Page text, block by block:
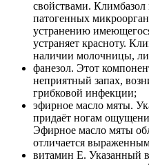
свойствами. Климбазол
патогенных
устранению
устраняет красноту.
наличии молочницы,
фанезол. Этот
неприятный запах,
грибковой инфекции;
эфирное масло мяты.
придаёт ногам
Эфирное масло мяты
отличается
витамин Е. Указанный